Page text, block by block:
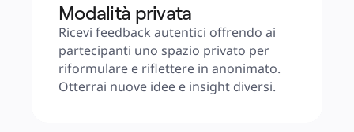
Modalità privata
Ricevi feedback autentici offrendo ai
partecipanti uno spazio privato per
riformulare e riflettere in anonimato.
Otterrai nuove idee e insight diversi.